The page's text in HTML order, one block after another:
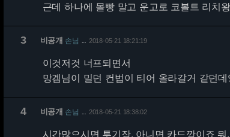
근데 하나에 몰빵 말고 운고로 코볼트 리치
3 비공개 손님 2018-05-21 18:21:19
이것저것 너프되면서
망겜님이 밀던 컨법이 티어 올라갈거 같던데
4 비공개 손님 2018-05-21 18:38:02
시간많으시면 투기장. 아니면 카드깡이죠 뭐